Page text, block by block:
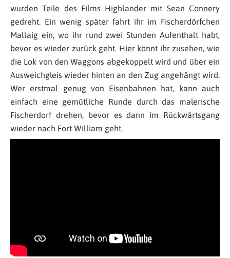
wurden Teile des Films Highlander mit Sean Connery
gedreht. Ein wenig später fahrt ihr im Fischerdörfchen
Mallaig ein, wo ihr rund zwei Stunden Aufenthalt habt,
bevor es wieder zurück geht. Hier könnt ihr zusehen, wie
die Lok von den Waggons abgekoppelt wird und über ein
Ausweichgleis wieder hinten an den Zug angehängt wird.
Wer erstmal genug von Eisenbahnen hat, kann auch
einfach eine gemütliche Runde durch das malerische
Fischerdorf drehen, bevor es dann im Rückwärtsgang
wieder nach Fort William geht.